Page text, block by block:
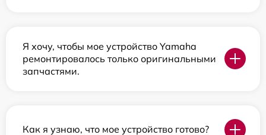
Я хочу, чтобы мое устройство Yamaha
ремонтировалось только оригинальными
запчастями.
Как я узнаю, что мое устройство готово?